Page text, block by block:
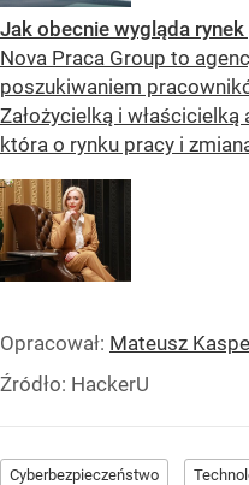
Jak obecnie wygląda
Nova Praca Group to
poszukiwaniem
Założycielką i
która o rynku pracy i
Opracował: Mateusz
Źródło: HackerU
Cyberbezpieczeństwo